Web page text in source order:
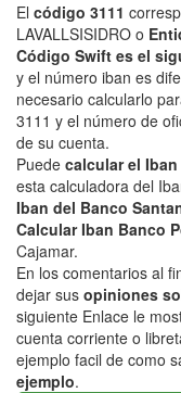
El código 3111
LAVALLSISIDRO o
Código Swift es el
y el número iban es
necesario calcularlo
3111 y el número de
de su cuenta.
Puede calcular el
esta calculadora del
Iban del Banco
Calcular Iban Banco
Cajamar.
En los comentarios al
dejar sus opiniones
siguiente Enlace le
cuenta corriente o
ejemplo facil de como
ejemplo.